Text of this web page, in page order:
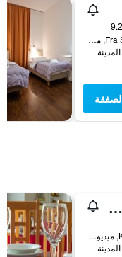
Fra Slavka Barbarica 24, ميديوغوريه, البوسنة والهرسك
بنسيون مارينكو كوزينا - ميدجوجري
Kozine i Smoljani 11, ميديوغوريه, البوسنة والهرسك